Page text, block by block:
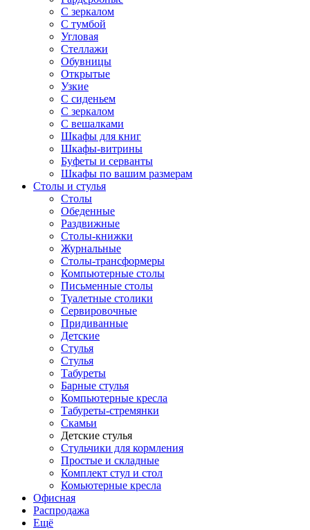
С зеркалом
С тумбой
Угловая
Стеллажи
Обувницы
Открытые
Узкие
С сиденьем
С зеркалом
С вешалками
Шкафы для книг
Шкафы-витрины
Буфеты и серванты
Шкафы по вашим размерам
Столы и стулья
Столы
Обеденные
Раздвижные
Столы-книжки
Журнальные
Столы-трансформеры
Компьютерные столы
Письменные столы
Туалетные столики
Сервировочные
Придиванные
Детские
Стулья
Стулья
Табуреты
Барные стулья
Компьютерные кресла
Табуреты-стремянки
Скамьи
Детские стулья
Стульчики для кормления
Простые и складные
Комплект стул и стол
Комьютерные кресла
Офисная
Распродажа
Eщё